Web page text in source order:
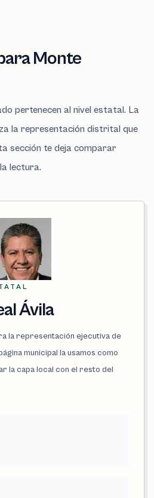
Monte
pertenecen al nivel estatal. La
la representación distrital que
sección te deja comparar
lectura.
Ávila
la representación ejecutiva de
municipal la usamos como
la capa local con el resto del